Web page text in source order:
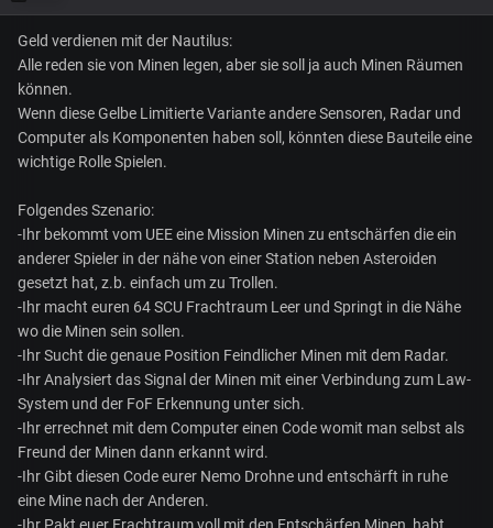
Geld verdienen mit der Nautilus:
Alle reden sie von Minen legen, aber sie soll ja auch Minen Räumen
können.
Wenn diese Gelbe Limitierte Variante andere Sensoren, Radar und
Computer als Komponenten haben soll, könnten diese Bauteile eine
wichtige Rolle Spielen.
Folgendes Szenario:
-Ihr bekommt vom UEE eine Mission Minen zu entschärfen die ein
anderer Spieler in der nähe von einer Station neben Asteroiden
gesetzt hat, z.b. einfach um zu Trollen.
-Ihr macht euren 64 SCU Frachtraum Leer und Springt in die Nähe
wo die Minen sein sollen.
-Ihr Sucht die genaue Position Feindlicher Minen mit dem Radar.
-Ihr Analysiert das Signal der Minen mit einer Verbindung zum Law-
System und der FoF Erkennung unter sich.
-Ihr errechnet mit dem Computer einen Code womit man selbst als
Freund der Minen dann erkannt wird.
-Ihr Gibt diesen Code eurer Nemo Drohne und entschärft in ruhe
eine Mine nach der Anderen.